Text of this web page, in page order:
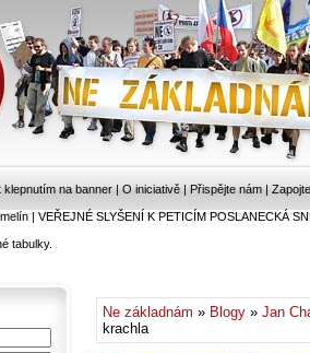
na banner | O iniciativě | Přispějte nám |
|VEŘEJNÉ SLYŠENÍ K PETICÍM POSLANECKÁ
tabulky.
Ne základnám » Blogy » Jan
krachla